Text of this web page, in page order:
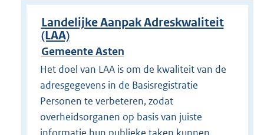
Landelijke Aanpak Adreskwaliteit
(LAA)
Gemeente Asten
Het doel van LAA is om de kwaliteit van de
adresgegevens in de Basisregistratie
Personen te verbeteren, zodat
overheidsorganen op basis van juiste